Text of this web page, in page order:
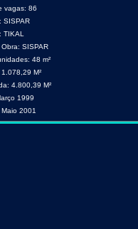
vagas: 86
SISPAR
TIKAL
SISPAR
48 m²
1.078,29 M²
4.800,39 M²
1999
Maio 2001